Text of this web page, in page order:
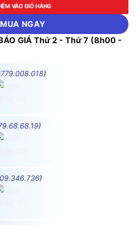
VÀO GIỎ HÀNG
MUA NGAY
GIÁ Thứ 2 - Thứ 7 (8h00 -
)
)
)